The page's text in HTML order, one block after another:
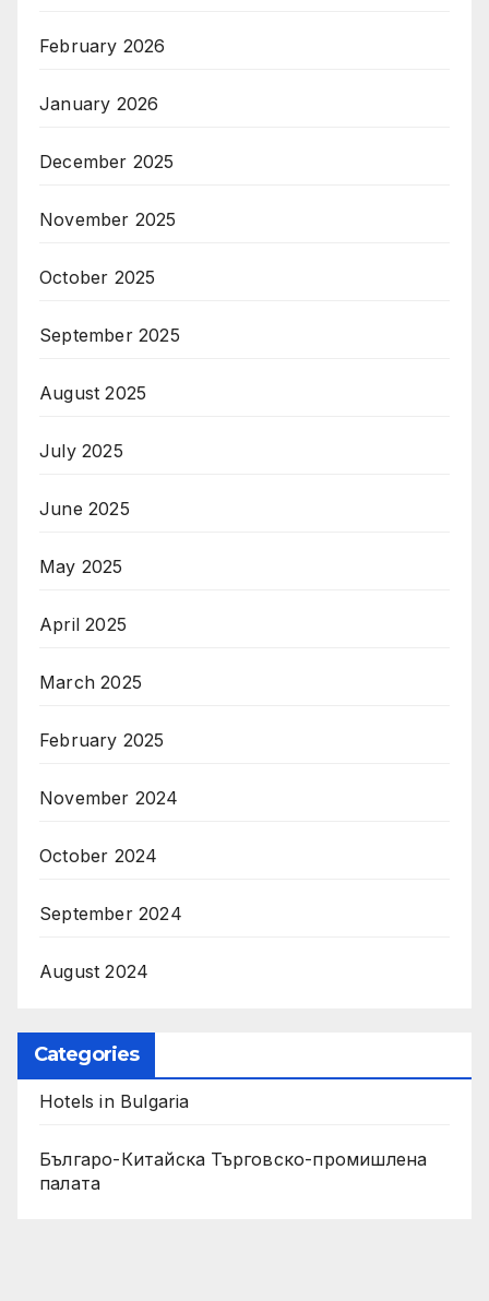
February 2026
January 2026
December 2025
November 2025
October 2025
September 2025
August 2025
July 2025
June 2025
May 2025
April 2025
March 2025
February 2025
November 2024
October 2024
September 2024
August 2024
Categories
Hotels in Bulgaria
Българо-Китайска Търговско-промишлена
палaта